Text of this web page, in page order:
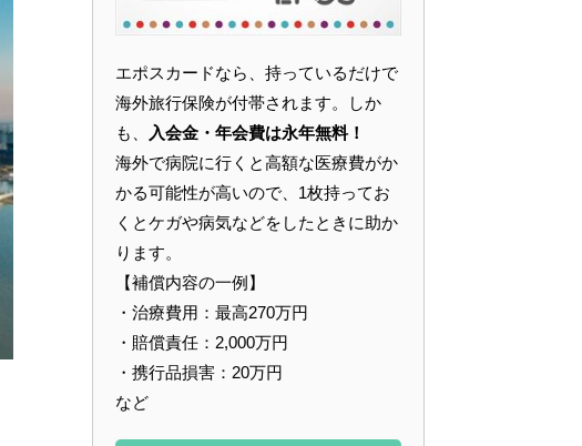
エポスカードなら、持っているだけで
海外旅行保険が付帯されます。しか
も、
入会金・年会費は永年無料！
海外で病院に行くと高額な医療費がか
かる可能性が高いので、1枚持ってお
くとケガや病気などをしたときに助か
ります。
【補償内容の一例】
・治療費用：最高270万円
・賠償責任：2,000万円
・携行品損害：20万円
など